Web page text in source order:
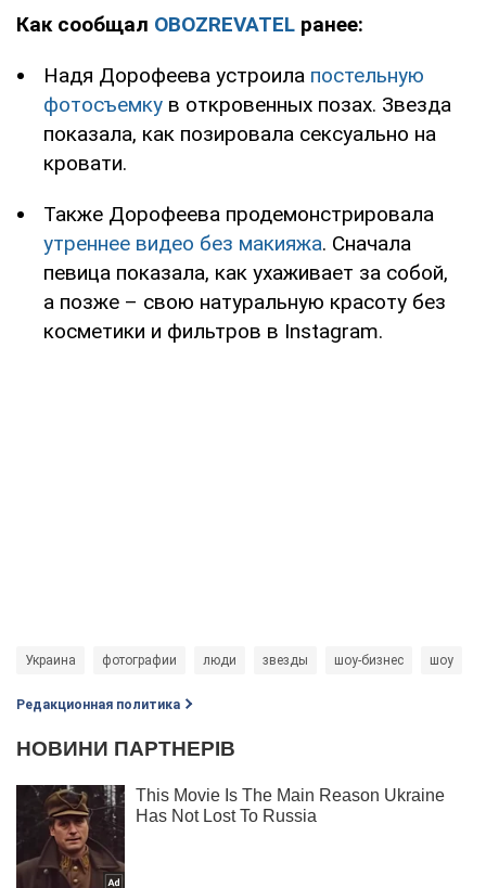
Как сообщал OBOZREVATEL ранее:
Надя Дорофеева устроила постельную
фотосъемку в откровенных позах. Звезда
показала, как позировала сексуально на
кровати.
Также Дорофеева продемонстрировала
утреннее видео без макияжа. Сначала
певица показала, как ухаживает за собой,
а позже – свою натуральную красоту без
косметики и фильтров в Instagram.
Украина фотографии люди звезды шоу-бизнес шоу
Редакционная политика